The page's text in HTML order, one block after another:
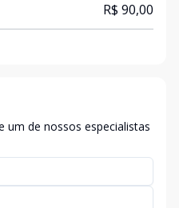
R$ 90,00
um de nossos especialistas